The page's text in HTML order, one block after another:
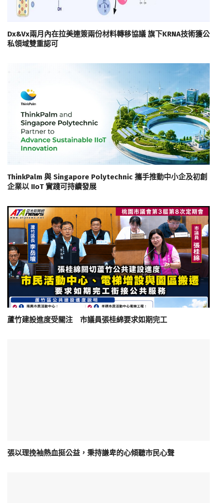
Dx&Vx兩月內在拉美連簽兩份材料轉移協議 旗下KRNA技術獲公
私領域雙重認可
ThinkPalm 與 Singapore Polytechnic 攜手推動中小企及初創
企業以 IIoT 實踐可持續發展
蘆竹建設進度受關注 市議員張桂綿要求如期完工
張以理挽袖熱血挺公益，秉持謙卑的心傾聽市民心聲